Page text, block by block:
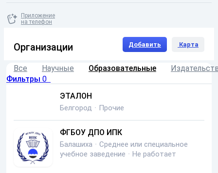
Приложение
на телефон
Организации Добавить Карта
Все Научные Образовательные
Фильтры 0
ЭТАЛОН
Белгород · Прочие
ФГБОУ ДПО ИПК
Балашиха · Среднее или специальное
учебное заведение · Не работает